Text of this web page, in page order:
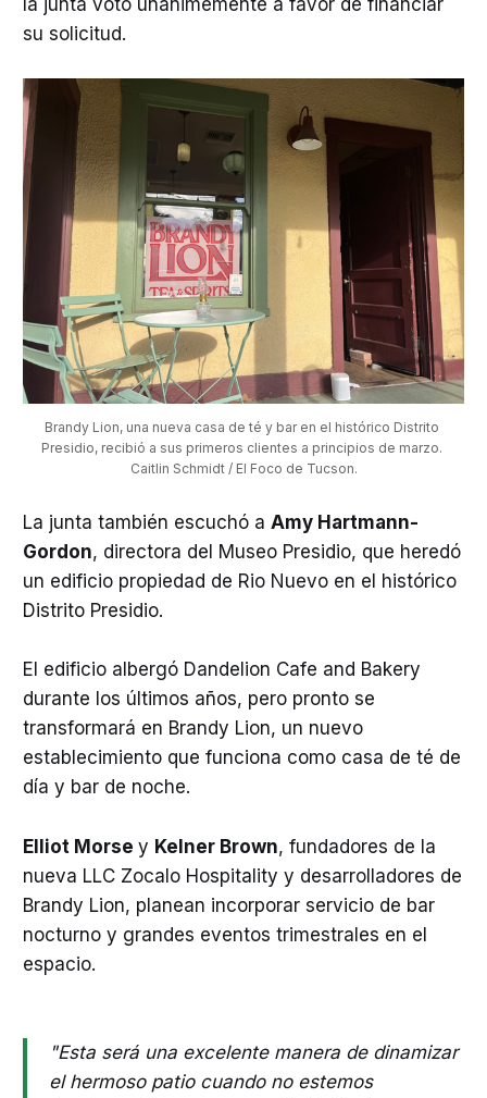
su solicitud.
Brandy Lion, una nueva casa de té y bar en el histórico Distrito
Presidio, recibió a sus primeros clientes a principios de marzo.
Caitlin Schmidt / El Foco de Tucson.
La junta también escuchó a Amy Hartmann-
Gordon, directora del Museo Presidio, que heredó
un edificio propiedad de Rio Nuevo en el histórico
Distrito Presidio.
El edificio albergó Dandelion Cafe and Bakery
durante los últimos años, pero pronto se
transformará en Brandy Lion, un nuevo
establecimiento que funciona como casa de té de
día y bar de noche.
Elliot Morse y Kelner Brown, fundadores de la
nueva LLC Zocalo Hospitality y desarrolladores de
Brandy Lion, planean incorporar servicio de bar
nocturno y grandes eventos trimestrales en el
espacio.
"Esta será una excelente manera de dinamizar
el hermoso patio cuando no estemos